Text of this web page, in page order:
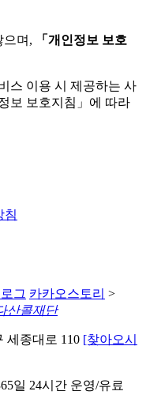
으며,
「개인정보 보호
스 이용 시 제공하는 사
보 보호지침」에 따라
침
그 카카오스토리 >
산콜재단
세종대로 110 [찾아오시
일 24시간 운영/유료